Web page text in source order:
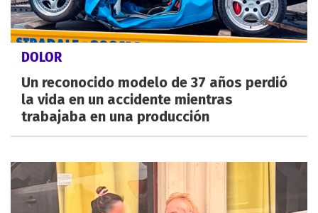
DOLOR
Un reconocido modelo de 37 años perdió
la vida en un accidente mientras
trabajaba en una producción